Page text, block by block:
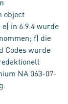
object
in 6.9.4 wurde
f) die
Codes wurde
NA 063-07-